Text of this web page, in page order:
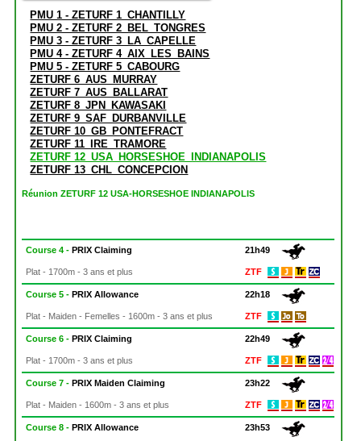
PMU 1 - ZETURF 1_CHANTILLY
PMU 2 - ZETURF 2_BEL_TONGRES
PMU 3 - ZETURF 3_LA_CAPELLE
PMU 4 - ZETURF 4_AIX_LES_BAINS
PMU 5 - ZETURF 5_CABOURG
ZETURF 6_AUS_MURRAY
ZETURF 7_AUS_BALLARAT
ZETURF 8_JPN_KAWASAKI
ZETURF 9_SAF_DURBANVILLE
ZETURF 10_GB_PONTEFRACT
ZETURF 11_IRE_TRAMORE
ZETURF 12_USA_HORSESHOE_INDIANAPOLIS
ZETURF 13_CHL_CONCEPCION
Réunion ZETURF 12 USA-HORSESHOE INDIANAPOLIS
Course 4 -PRIX Claiming 21h49
Plat - 1700m - 3 ans et plus ZTF
Course 5 -PRIX Allowance 22h18
Plat - Maiden - Femelles - 1600m - 3 ans et plus ZTF
Course 6 -PRIX Claiming 22h49
Plat - 1700m - 3 ans et plus ZTF
Course 7 -PRIX Maiden Claiming 23h22
Plat - Maiden - 1600m - 3 ans et plus ZTF
Course 8 -PRIX Allowance 23h53